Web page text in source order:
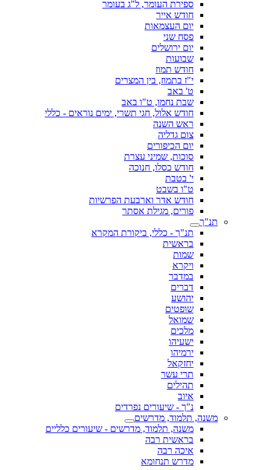
ספירת העומר, ל"ג בעומר
חודש אייר
יום העצמאות
פסח שני
יום ירושלים
שבועות
חודש תמוז
י"ז בתמוז, בין המצרים
ט' באב
שבת נחמו, ט"ו באב
חודש אלול, חגי תשרי, ימים נוראים - כללי
ראש השנה
צום גדליה
יום הכיפורים
סוכות, שמיני עצרת
חודש כסלו, חנוכה
י' בטבת
ט"ו בשבט
חודש אדר וארבעת הפרשיות
פורים, מגילת אסתר
תנ"ך
תנ"ך - כללי, ביקורת המקרא
בראשית
שמות
ויקרא
במדבר
דברים
יהושע
שופטים
שמואל
מלכים
ישעיהו
ירמיהו
יחזקאל
תרי עשר
תהילים
איוב
נ"ך - שיעורים נפרדים
משנה, תלמוד, מדרשים
משנה, תלמוד, מדרשים - שיעורים כלליים
בראשית רבה
איכה רבה
מדרש תנחומא